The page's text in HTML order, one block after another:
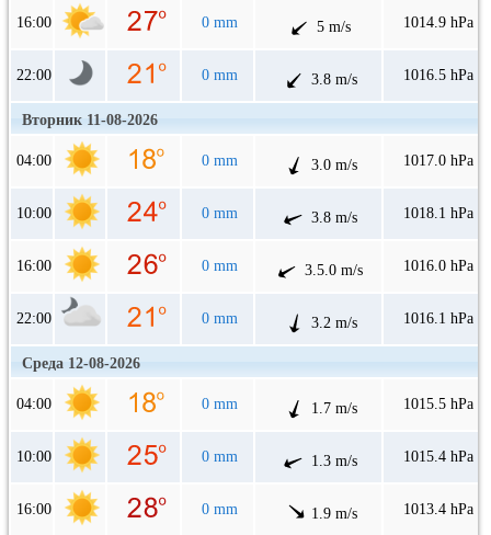
16:00 0 mm 5 m/s 1014.9 hPa
22:00 0 mm 3.8 m/s 1016.5 hPa
Вторник 11-08-2026
04:00 0 mm 3.0 m/s 1017.0 hPa
10:00 0 mm 3.8 m/s 1018.1 hPa
16:00 0 mm 3.5.0 m/s 1016.0 hPa
22:00 0 mm 3.2 m/s 1016.1 hPa
Среда 12-08-2026
04:00 0 mm 1.7 m/s 1015.5 hPa
10:00 0 mm 1.3 m/s 1015.4 hPa
16:00 0 mm 1.9 m/s 1013.4 hPa